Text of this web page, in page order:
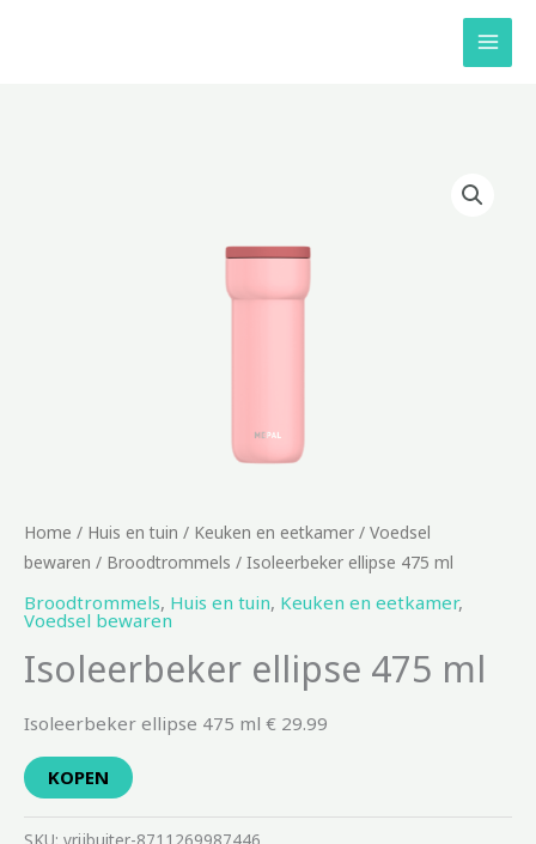
Home / Huis en tuin / Keuken en eetkamer / Voedsel
bewaren / Broodtrommels / Isoleerbeker ellipse 475 ml
Broodtrommels, Huis en tuin, Keuken en eetkamer,
Voedsel bewaren
Isoleerbeker ellipse 475 ml
Isoleerbeker ellipse 475 ml € 29.99
KOPEN